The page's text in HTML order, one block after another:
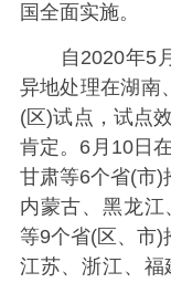
国全面实施。
自2020年5月
异地处理在湖南
(区)试点，试点
肯定。6月10日
甘肃等6个省(市)
内蒙古、黑龙
等9个省(区、市)
江苏、浙江、